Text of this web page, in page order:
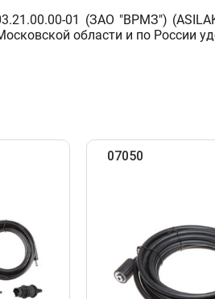
01 (ЗАО "ВРМЗ")
области и по России
07050